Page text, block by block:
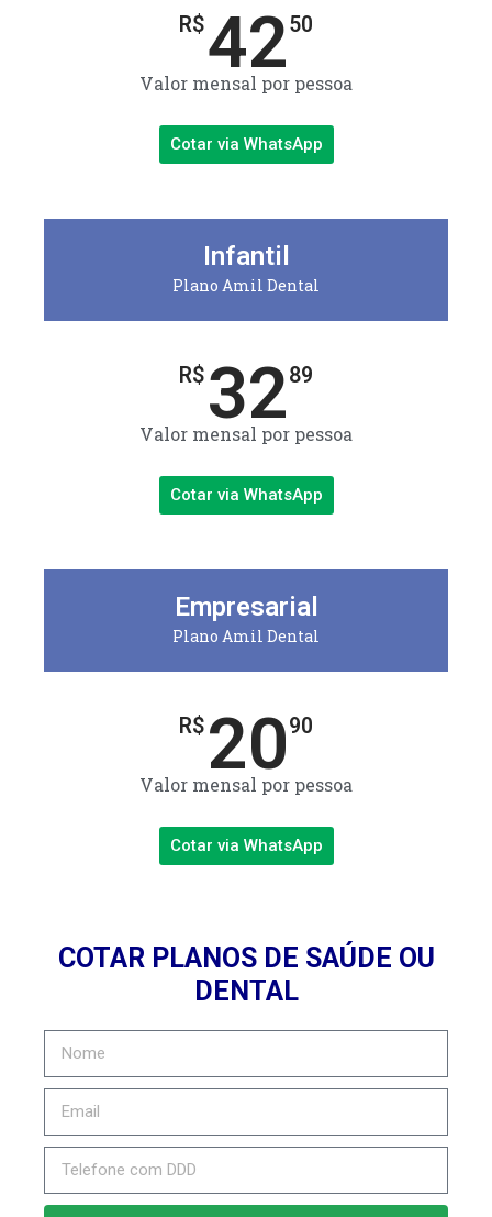
R$4250
Valor mensal por pessoa
Cotar via WhatsApp
Infantil
Plano Amil Dental
R$ 3289
Valor mensal por pessoa
Cotar via WhatsApp
Empresarial
Plano Amil Dental
R$ 2090
Valor mensal por pessoa
Cotar via WhatsApp
COTAR PLANOS DE SAÚDE OU
DENTAL